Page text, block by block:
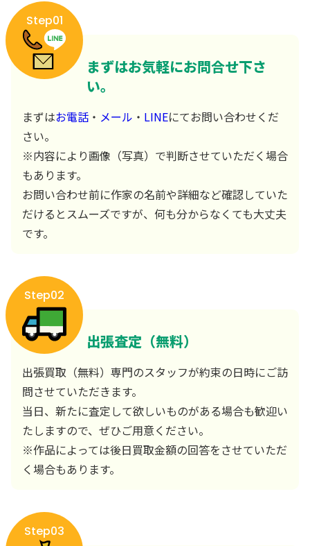
Step01
まずはお気軽にお問合せ下さ
い。
まずはお電話 ・ メール ・ LINEにてお問い合わせくだ
さい。
※内容により画像（写真）で判断させていただく場合
もあります。
お問い合わせ前に作家の名前や詳細など確認していた
だけるとスムーズですが、何も分からなくても大丈夫
です。
Step02
出張査定（無料）
出張買取（無料）専門のスタッフが約束の日時にご訪
問させていただきます。
当日、新たに査定して欲しいものがある場合も歓迎い
たしますので、ぜひご用意ください。
※作品によっては後日買取金額の回答をさせていただ
く場合もあります。
Step03